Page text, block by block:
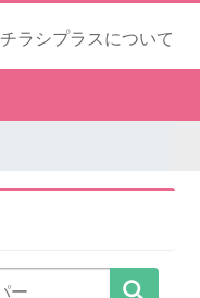
チラシプラスについて